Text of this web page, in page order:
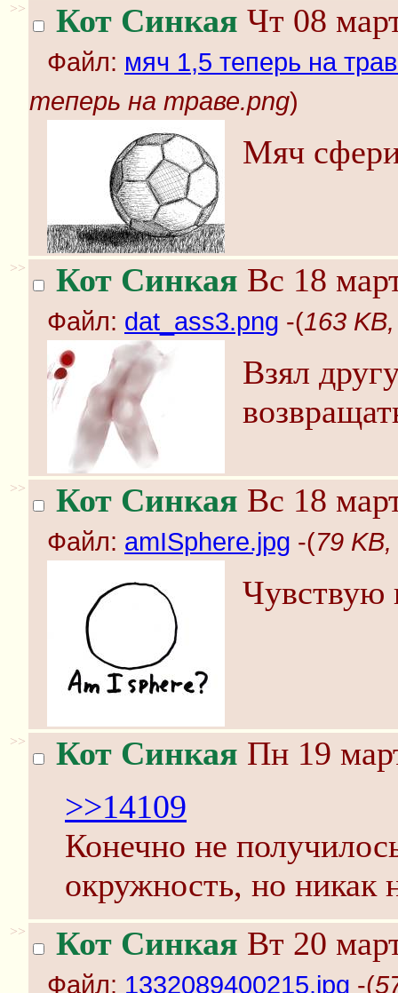
>> Кот Синкая Чт 08
Файл: мяч 1,5 теперь на
теперь на траве.png)
Мяч
>> Кот Синкая Вс 18
Файл: dat_ass3.png -(163
Взял
>> Кот Синкая Вс 18
Файл: amISphere.jpg -(79
Чувствую
>> Кот Синкая Пн 19
>>14109
Конечно не
окружность, но никак
>> Кот Синкая Вт 20
Файл: 1332089400215.jpg -(